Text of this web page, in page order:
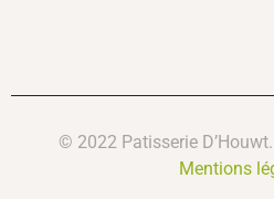
© 2022 Patisserie
Mentions